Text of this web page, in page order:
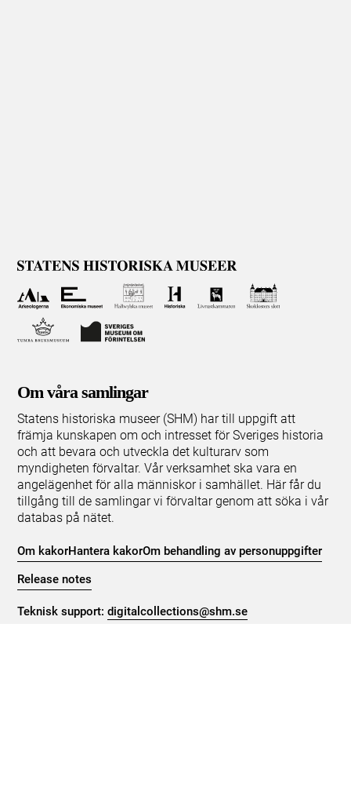
Om våra samlingar
Statens historiska museer (SHM) har till uppgift att
främja kunskapen om och intresset för Sveriges historia
och att bevara och utveckla det kulturarv som
myndigheten förvaltar. Vår verksamhet ska vara en
angelägenhet för alla människor i samhället. Här får du
tillgång till de samlingar vi förvaltar genom att söka i vår
databas på nätet.
Om kakorHantera kakorOm behandling av personuppgifter
Release notes
Teknisk support:digitalcollections@shm.se